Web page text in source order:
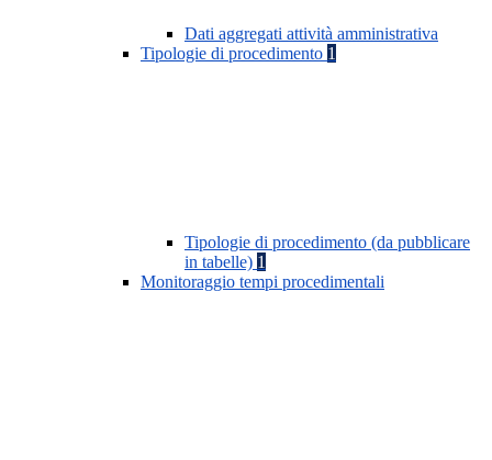
Dati aggregati attività amministrativa
Tipologie di procedimento 1
Tipologie di procedimento (da pubblicare
in tabelle) 1
Monitoraggio tempi procedimentali